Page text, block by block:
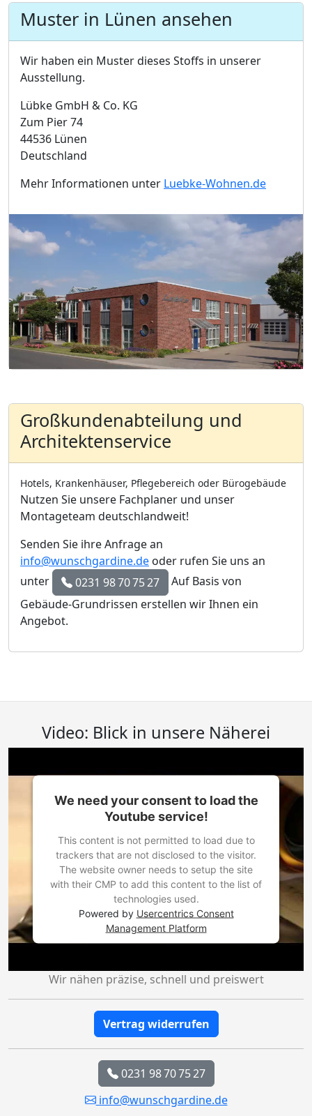
Muster in Lünen ansehen
Wir haben ein Muster dieses Stoffs in unserer
Ausstellung.
Lübke GmbH & Co. KG
Zum Pier 74
44536 Lünen
Deutschland
Mehr Informationen unter Luebke-Wohnen.de
Großkundenabteilung und
Architektenservice
Hotels, Krankenhäuser, Pflegebereich oder Bürogebäude
Nutzen Sie unsere Fachplaner und unser
Montageteam deutschlandweit!
Senden Sie ihre Anfrage an
info@wunschgardine.de oder rufen Sie uns an
unter
0231 98 70 75 27
Auf Basis von
Gebäude-Grundrissen erstellen wir Ihnen ein
Angebot.
Video: Blick in unsere Näherei
We need your consent to load the
Youtube service!
This content is not permitted to load due to
trackers that are not disclosed to the visitor.
The website owner needs to setup the site
with their CMP to add this content to the list of
technologies used.
Powered by Usercentrics Consent
Management Platform
Wir nähen präzise, schnell und preiswert
Vertrag widerrufen
0231 98 70 75 27
info@wunschgardine.de